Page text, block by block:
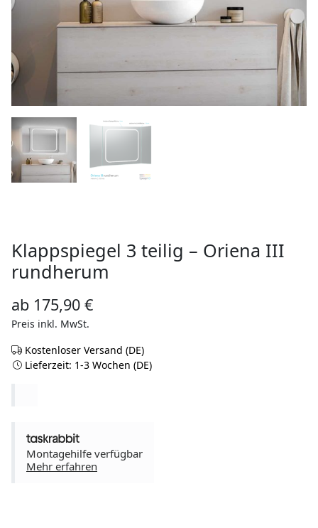
Klappspiegel 3 teilig – Oriena III
rundherum
ab 175,90 €
Preis inkl. MwSt.
Kostenloser Versand (DE)
Lieferzeit: 1-3 Wochen (DE)
Montagehilfe verfügbar
Mehr erfahren